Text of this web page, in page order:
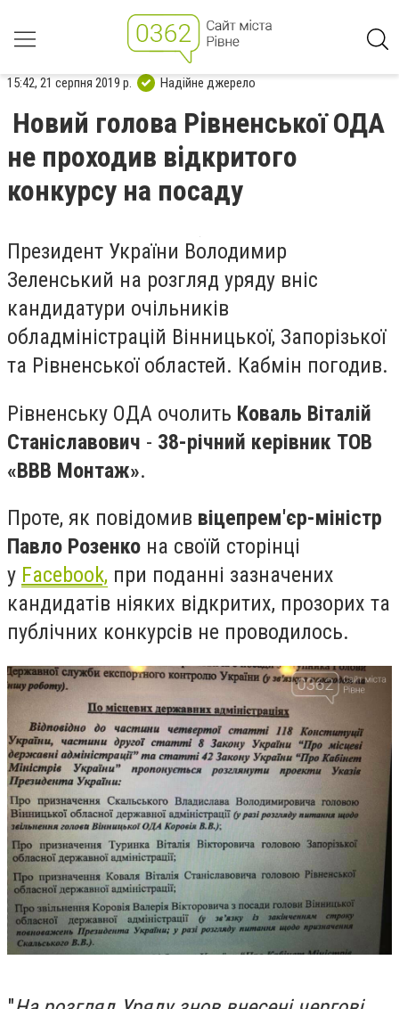
15:42, 21 серпня 2019 р. Надійне джерело
Новий голова Рівненської ОДА
не проходив відкритого
конкурсу на посаду
Президент України Володимир
Зеленський на розгляд уряду вніс
кандидатури очільників
обладміністрацій Вінницької, Запорізької
та Рівненської областей. Кабмін погодив.
Рівненську ОДА очолить Коваль Віталій
Станіславович - 38-річний керівник ТОВ
«ВВВ Монтаж».
Проте, як повідомив віцепрем'єр-міністр
Павло Розенко на своїй сторінці
у Facebook, при поданні зазначених
кандидатів ніяких відкритих, прозорих та
публічних конкурсів не проводилось.